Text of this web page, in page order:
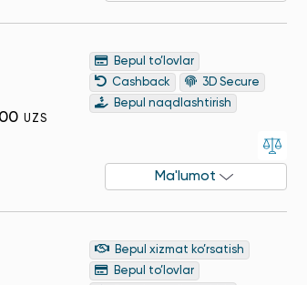
UZS
Bepul to’lovlar
Cashback
3D Secure
Bepul naqdlashtirish
Ma'lumot
Bepul xizmat ko’rsatish
Bepul to’lovlar